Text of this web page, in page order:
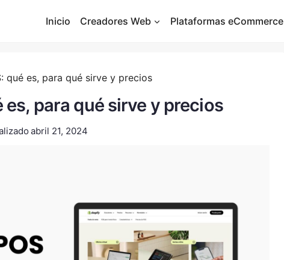
Inicio Creadores Web Plataformas eCommerce
qué es, para qué sirve y precios
es, para qué sirve y precios
abril 21, 2024